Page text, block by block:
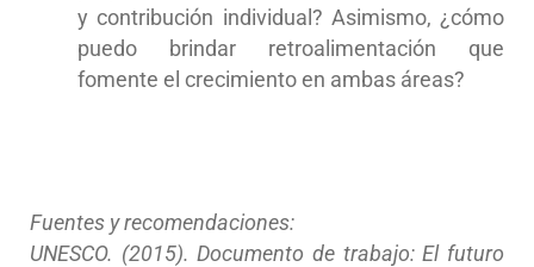
y contribución individual? Asimismo, ¿cómo
puedo brindar retroalimentación que
fomente el crecimiento en ambas áreas?
Fuentes y recomendaciones:
UNESCO. (2015). Documento de trabajo: El futuro